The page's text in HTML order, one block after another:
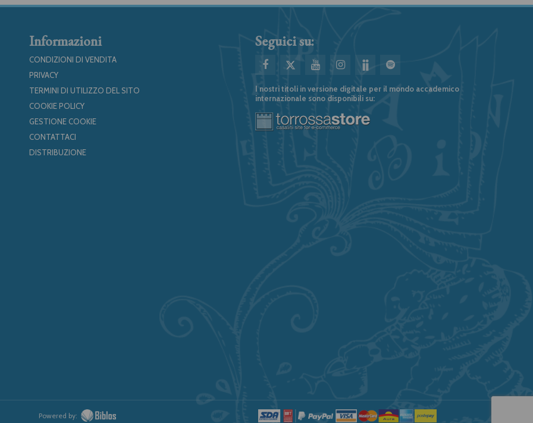
Informazioni
CONDIZIONI DI VENDITA
PRIVACY
TERMINI DI UTILIZZO DEL SITO
COOKIE POLICY
GESTIONE COOKIE
CONTATTACI
DISTRIBUZIONE
Seguici su:
I nostri titoli in versione digitale per il mondo accademico
internazionale sono disponibili su:
Powered by: